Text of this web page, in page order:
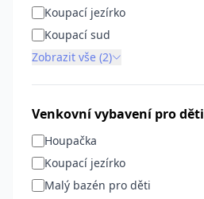
Koupací jezírko
Koupací sud
Zobrazit vše (2)
Venkovní vybavení pro děti
Houpačka
Koupací jezírko
Malý bazén pro děti